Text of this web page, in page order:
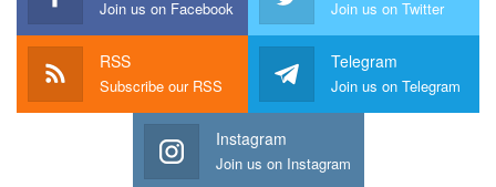
Join us on Facebook Join us on Twitter
RSS
Subscribe our RSS
Telegram
Join us on Telegram
Instagram
Join us on Instagram